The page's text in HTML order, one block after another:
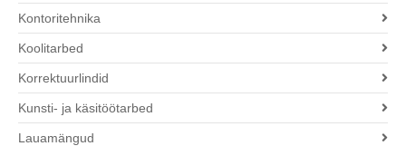
Kontoritehnika
Koolitarbed
Korrektuurlindid
Kunsti- ja käsitöötarbed
Lauamängud